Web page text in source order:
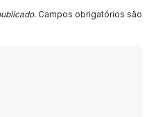
Campos obrigatórios são